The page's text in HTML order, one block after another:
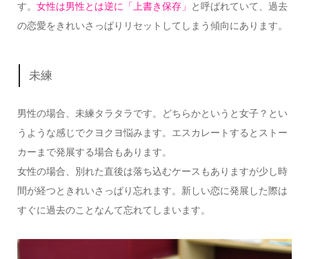
す。 女性は男性とは逆に「上書き保存」
と呼ばれていて、過去
の恋愛をきれいさっぱりリセットしてしまう傾向にあります。
未練
男性の場合、未練タラタラです。どちらかというと女子？とい
うような感じでクヨクヨ悩みます。エスカレートするとストー
カーまで発展する場合もあります。
女性の場合、別れた直後は落ち込むケースもありますが少し時
間が経つときれいさっぱり忘れます。新しい恋に発展した際は
すぐに過去のことなんて忘れてしまいます。